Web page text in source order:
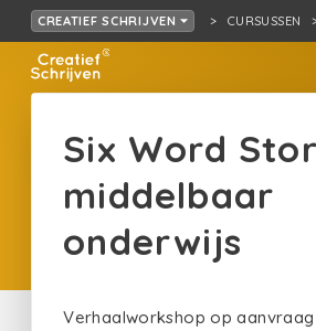
CREATIEF SCHRIJVEN CURSUSSEN
Six Word
middelbaar
onderwijs
Verhaalworkshop op aanvraag